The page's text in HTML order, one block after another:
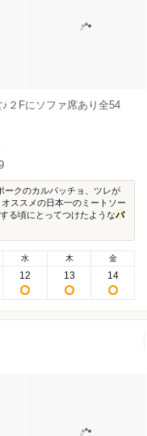
２Fにソファ席あり全54
ークのカルパッチョ、ツレが
ススメの日本一のミートソー
る頃にとってつけたようなバ
水
12
木
13
金
14